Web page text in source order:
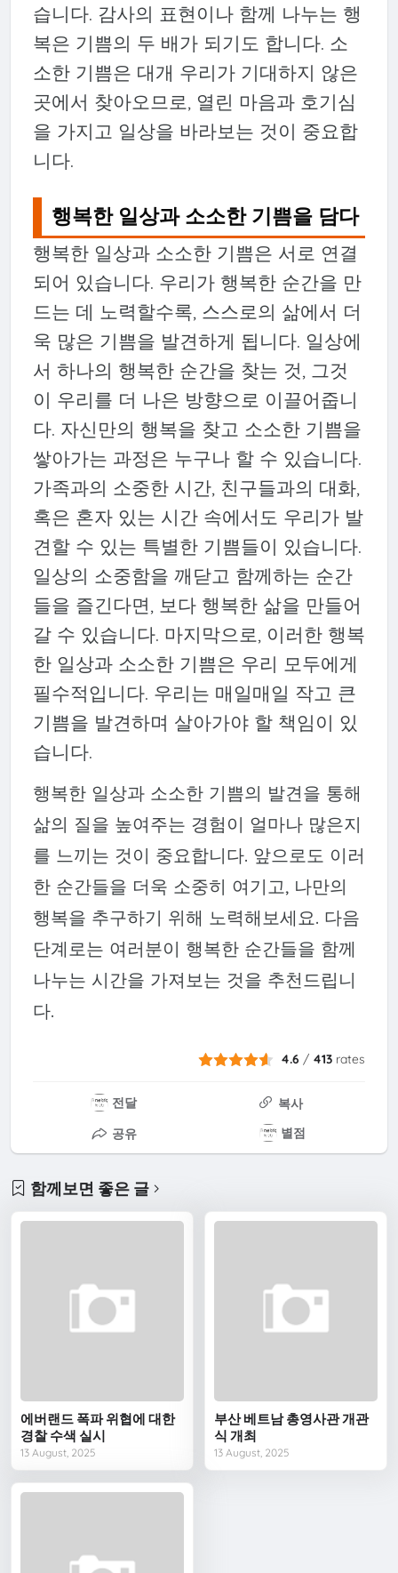
습니다. 감사의 표현이나 함께 나누는 행
복은 기쁨의 두 배가 되기도 합니다. 소
소한 기쁨은 대개 우리가 기대하지 않은
곳에서 찾아오므로, 열린 마음과 호기심
을 가지고 일상을 바라보는 것이 중요합
니다.
행복한 일상과 소소한 기쁨을 담다
행복한 일상과 소소한 기쁨은 서로 연결
되어 있습니다. 우리가 행복한 순간을 만
드는 데 노력할수록, 스스로의 삶에서 더
욱 많은 기쁨을 발견하게 됩니다. 일상에
서 하나의 행복한 순간을 찾는 것, 그것
이 우리를 더 나은 방향으로 이끌어줍니
다. 자신만의 행복을 찾고 소소한 기쁨을
쌓아가는 과정은 누구나 할 수 있습니다.
가족과의 소중한 시간, 친구들과의 대화,
혹은 혼자 있는 시간 속에서도 우리가 발
견할 수 있는 특별한 기쁨들이 있습니다.
일상의 소중함을 깨닫고 함께하는 순간
들을 즐긴다면, 보다 행복한 삶을 만들어
갈 수 있습니다. 마지막으로, 이러한 행복
한 일상과 소소한 기쁨은 우리 모두에게
필수적입니다. 우리는 매일매일 작고 큰
기쁨을 발견하며 살아가야 할 책임이 있
습니다.
행복한 일상과 소소한 기쁨의 발견을 통해
삶의 질을 높여주는 경험이 얼마나 많은지
를 느끼는 것이 중요합니다. 앞으로도 이러
한 순간들을 더욱 소중히 여기고, 나만의
행복을 추구하기 위해 노력해보세요. 다음
단계로는 여러분이 행복한 순간들을 함께
나누는 시간을 가져보는 것을 추천드립니
다.
4.6 / 413 rates
전달
복사
공유
별점
함께보면 좋은 글
에버랜드 폭파 위협에 대한
경찰 수색 실시
13 August, 2025
부산 베트남 총영사관 개관
식 개최
13 August, 2025